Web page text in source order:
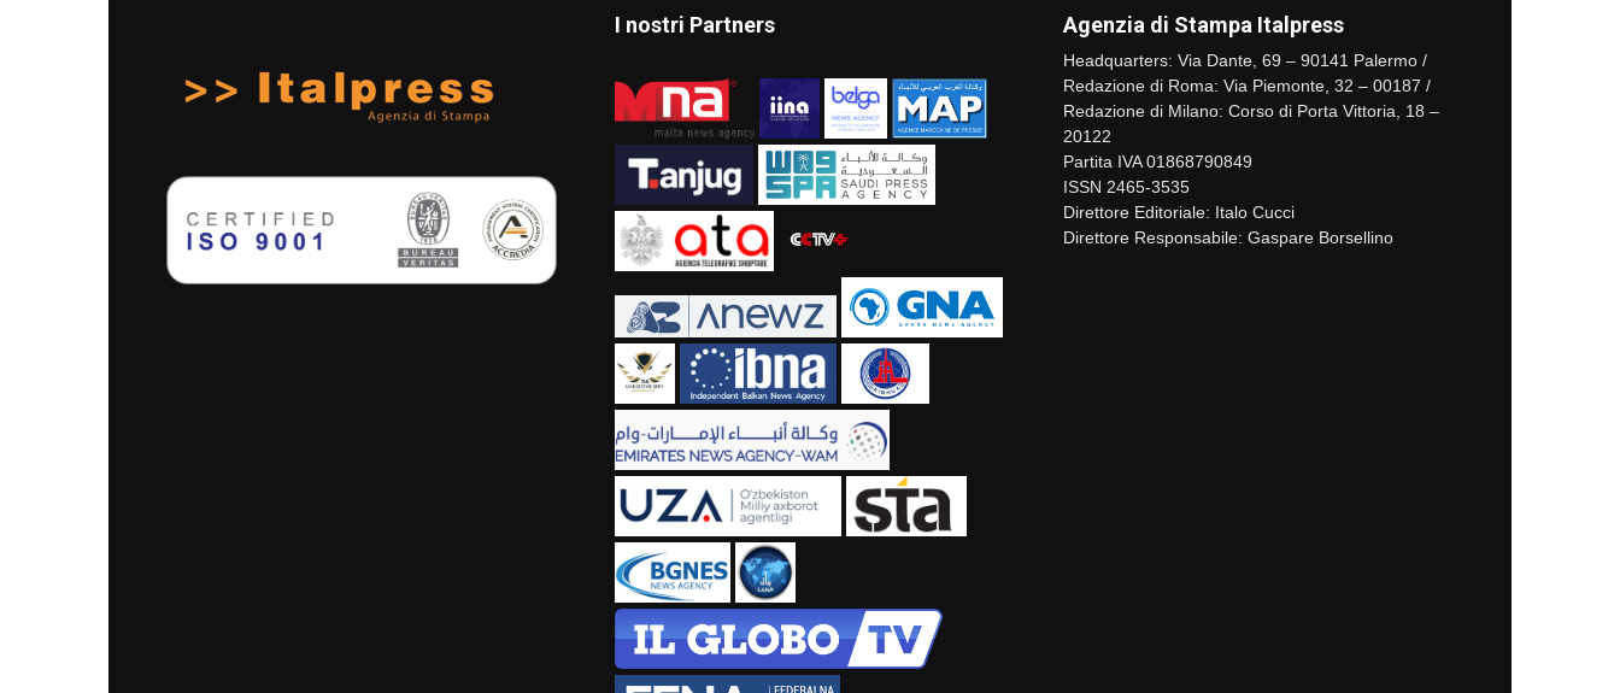
I nostri Partners Agenzia di Stampa Italpress
Headquarters: Via Dante, 69 – 90141 Palermo /
Redazione di Roma: Via Piemonte, 32 – 00187 /
Redazione di Milano: Corso di Porta Vittoria, 18 –
20122
Partita IVA 01868790849
ISSN 2465-3535
Direttore Editoriale: Italo Cucci
Direttore Responsabile: Gaspare Borsellino